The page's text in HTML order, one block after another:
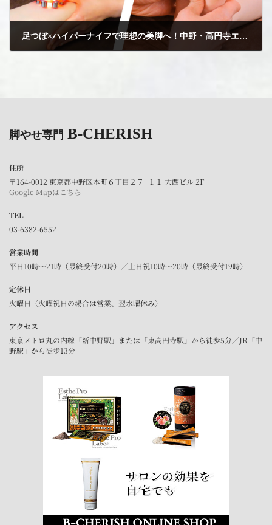
足つぼ×ハイパーナイフで理想の美脚へ！中野・高円寺エリア唯一の脚やせ専門プライベートサロン
脚やせ専門 B-CHERISH
住所
〒164-0012 東京都中野区本町６丁目２７−１１ 大西ビル 2F
Google Mapはこちら
TEL
03-6382-6552
営業時間
平日10時～21時（最終受付20時）／土日祝10時～20時（最終受付19時）
定休日
火曜日（火曜祝日の場合は営業、翌水曜休み）
アクセス
東京メトロ丸の内線「新中野駅」または「東高円寺駅」から徒歩5分／JR「中
野駅」から徒歩13分